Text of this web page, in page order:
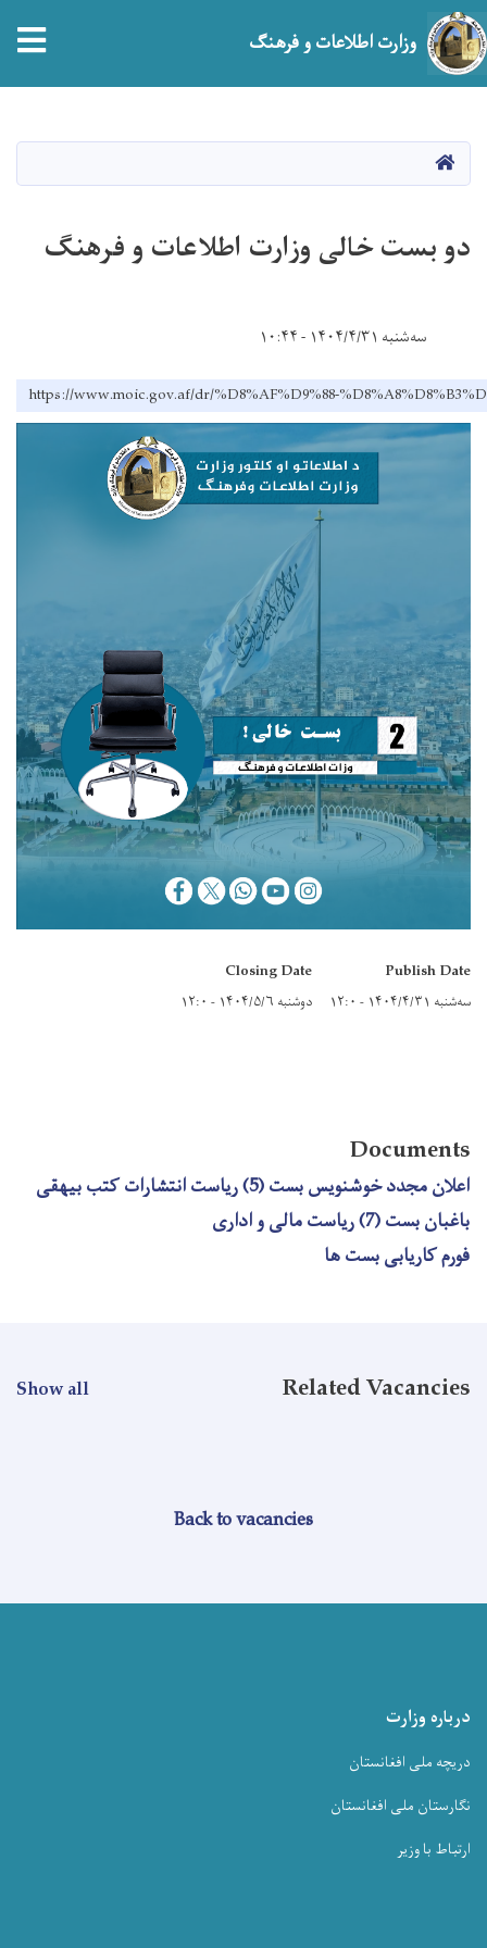
content
وزارت اطلاعات و فرهنگ
صفحه اصلی
دو بست خالی وزارت اطلاعات و فرهنگ
سه‌شنبه ۱۴۰۴/۴/۳۱ - ۱۰:۴۴
https://www.moic.gov.af/dr/%D8%AF%D9%88-
Publish Date
سه‌شنبه ۱۴۰۴/۴/۳۱ - ۱۲:۰
Closing Date
دوشنبه ۱۴۰۴/۵/۶ - ۱۲:۰
Documents
اعلان مجدد خوشنویس بست (5) ریاست انتشارات کتب بیهقی
باغبان بست (7) ریاست مالی و اداری
فورم کاریابی بست ها
Related Vacancies
Show all
Back to vacancies
درباره وزارت
دریچه ملی افغانستان
نگارستان ملی افغانستان
ارتباط با وزیر